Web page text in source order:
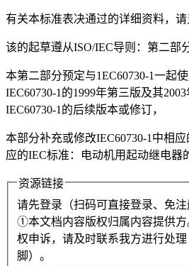
有关本标准表决通过的详细资料，
该的起草遵从ISO/IEC导则：第二部
本第二部分预定与1EC60730-1一起
IEC60730-1的1999年第三版及其
IEC60730-1的后续版本或修订，
本部分补充或修改IEC60730-1中相
应的IEC标准：电动机用起动继电器
资源链接
请先登录（扫码可直接登录、免注
①本文档内容版权归属内容提供方
权申诉，请及时联系我方进行处
脚）。